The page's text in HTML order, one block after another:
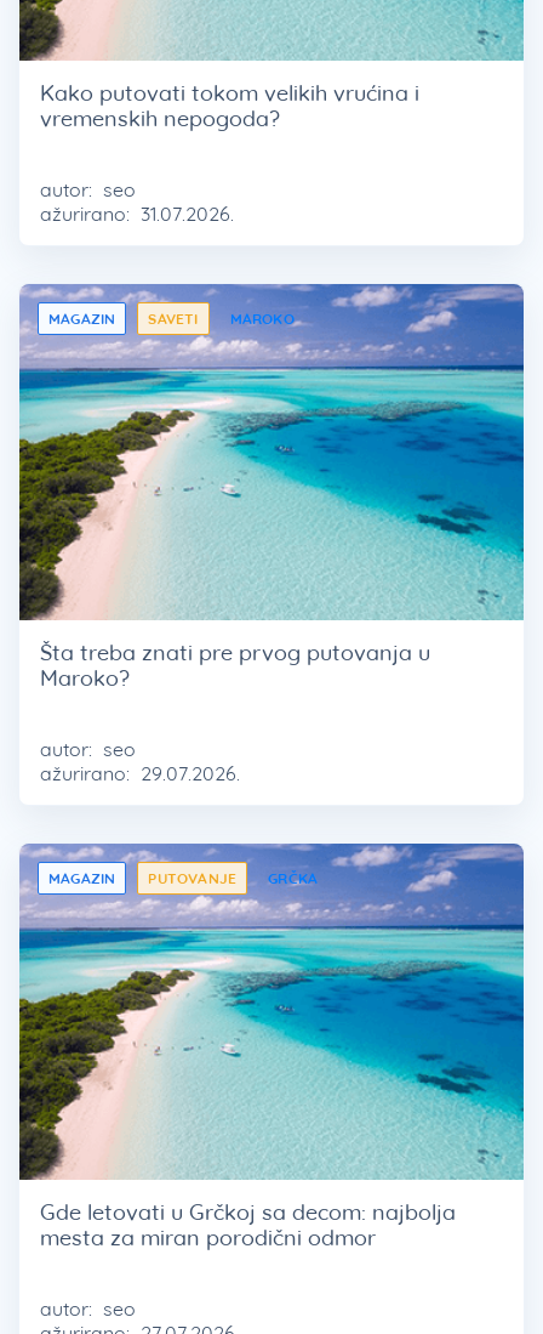
Kako putovati tokom velikih vrućina i
vremenskih nepogoda?
autor: seo
ažurirano: 31.07.2026.
MAGAZIN SAVETI MAROKO
Šta treba znati pre prvog putovanja u
Maroko?
autor: seo
ažurirano: 29.07.2026.
MAGAZIN PUTOVANJE GRČKA
Gde letovati u Grčkoj sa decom: najbolja
mesta za miran porodični odmor
autor: seo